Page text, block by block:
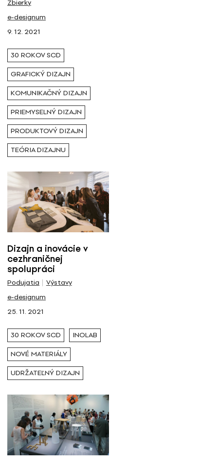
Tagy
Zbierky
e-designum
9. 12. 2021
30 ROKOV SCD
GRAFICKÝ DIZAJN
KOMUNIKAČNÝ DIZAJN
PRIEMYSELNÝ DIZAJN
PRODUKTOVÝ DIZAJN
TEÓRIA DIZAJNU
Dizajn a inovácie v
cezhraničnej
spolupráci
Podujatia
Výstavy
e-designum
25. 11. 2021
30 ROKOV SCD INOLAB
NOVÉ MATERIÁLY
UDRŽATEĽNÝ DIZAJN